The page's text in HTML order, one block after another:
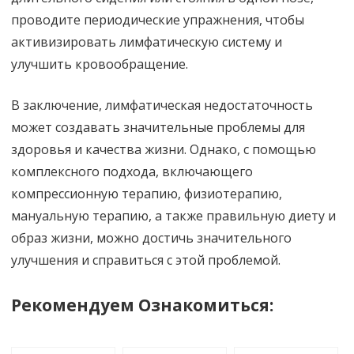
проводите периодические упражнения, чтобы
активизировать лимфатическую систему и
улучшить кровообращение.
В заключение, лимфатическая недостаточность
может создавать значительные проблемы для
здоровья и качества жизни. Однако, с помощью
комплексного подхода, включающего
компрессионную терапию, физиотерапию,
мануальную терапию, а также правильную диету и
образ жизни, можно достичь значительного
улучшения и справиться с этой проблемой.
Рекомендуем Ознакомиться: